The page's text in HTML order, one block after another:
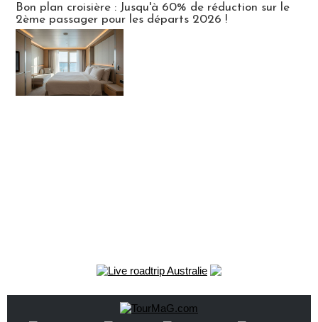
Bon plan croisière : Jusqu'à 60% de réduction sur le
2ème passager pour les départs 2026 !